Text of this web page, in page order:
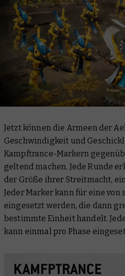
Jetzt können die Armeen der
Geschwindigkeit und
Kampftrance-Markern
geltend machen. Jede Runde
der Größe ihrer Streitmacht,
Jeder Marker kann für eine von
eingesetzt werden, die dann
bestimmte Einheit handelt.
kann einmal pro Phase